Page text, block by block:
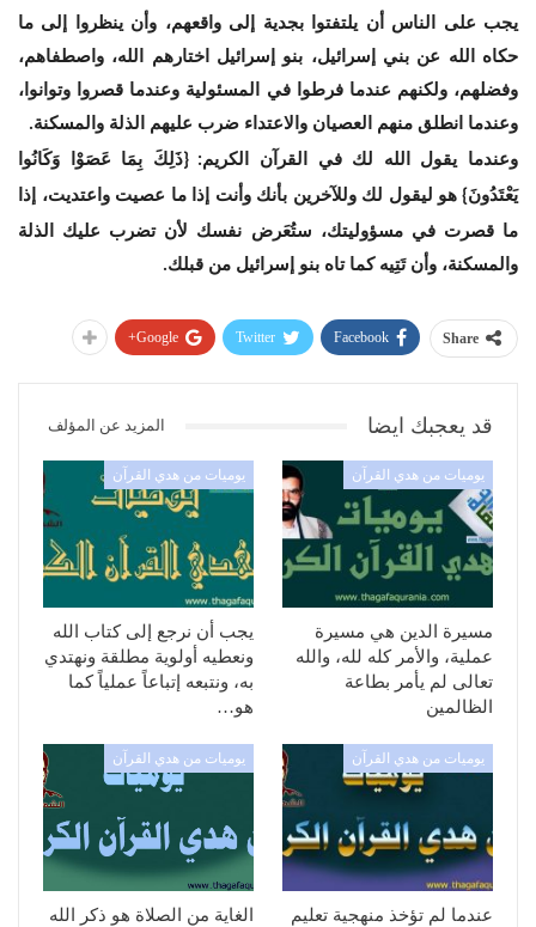
يجب على الناس أن يلتفتوا بجدية إلى واقعهم، وأن ينظروا إلى ما
حكاه الله عن بني إسرائيل، بنو إسرائيل اختارهم الله، واصطفاهم،
وفضلهم، ولكنهم عندما فرطوا في المسئولية وعندما قصروا وتوانوا،
وعندما انطلق منهم العصيان والاعتداء ضرب عليهم الذلة والمسكنة.
وعندما يقول الله لك في القرآن الكريم: {ذَلِكَ بِمَا عَصَوْا وَكَانُوا
يَعْتَدُونَ } هو ليقول لك وللآخرين بأنك وأنت إذا ما عصيت واعتديت، إذا
ما قصرت في مسؤوليتك، ستُعَرض نفسك لأن تضرب عليك الذلة
والمسكنة، وأن تَتِيه كما تاه بنو إسرائيل من قبلك.
Share
Facebook
Twitter
Google+
قد يعجبك ايضا المزيد عن المؤلف
يوميات من هدي القرآن
مسيرة الدين هي مسيرة
عملية، والأمر كله لله، والله
تعالى لم يأمر بطاعة
الظالمين
يوميات من هدي القرآن
يجب أن نرجع إلى كتاب الله
ونعطيه أولوية مطلقة ونهتدي
به، ونتبعه إتباعاً عملياً كما
هو…
يوميات من هدي القرآن
عندما لم تؤخذ منهجية تعليم
يوميات من هدي القرآن
الغاية من الصلاة هو ذكر الله